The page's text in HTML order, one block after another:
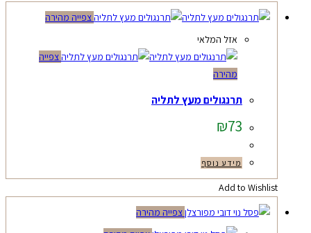
צפייה מהירה
אזל המלאי
צפייה
מהירה
תרנגולים מעץ לתליה
₪73
מידע נוסף
Add to Wishlist
צפייה מהירה